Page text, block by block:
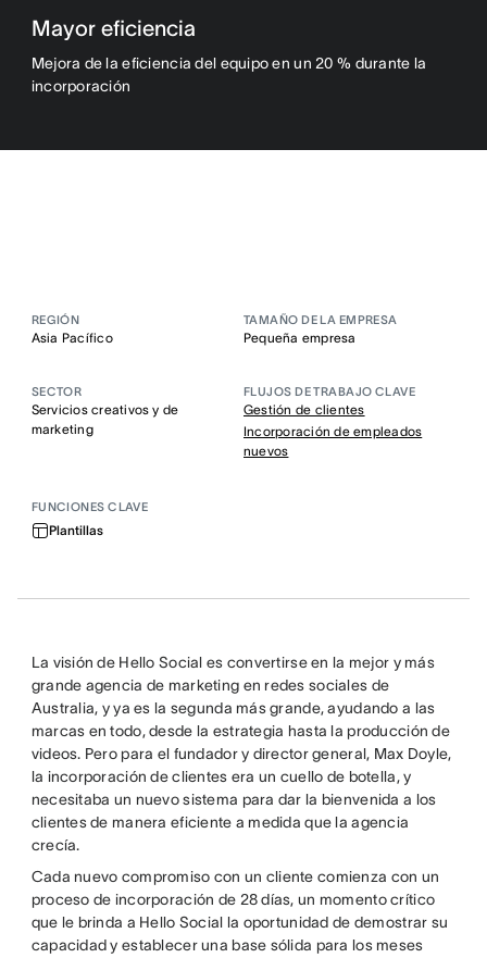
Mayor eficiencia
Mejora de la eficiencia del equipo en un 20 % durante la
incorporación
REGIÓN
Asia Pacífico
TAMAÑO DE LA EMPRESA
Pequeña empresa
SECTOR
Servicios creativos y de
marketing
FLUJOS DE TRABAJO CLAVE
Gestión de clientes
Incorporación de empleados
nuevos
FUNCIONES CLAVE
Plantillas
La visión de Hello Social es convertirse en la mejor y más
grande agencia de marketing en redes sociales de
Australia, y ya es la segunda más grande, ayudando a las
marcas en todo, desde la estrategia hasta la producción de
videos. Pero para el fundador y director general, Max Doyle,
la incorporación de clientes era un cuello de botella, y
necesitaba un nuevo sistema para dar la bienvenida a los
clientes de manera eficiente a medida que la agencia
crecía.
Cada nuevo compromiso con un cliente comienza con un
proceso de incorporación de 28 días, un momento crítico
que le brinda a Hello Social la oportunidad de demostrar su
capacidad y establecer una base sólida para los meses